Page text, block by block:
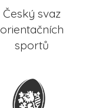
Český svaz
orientačních
sportů